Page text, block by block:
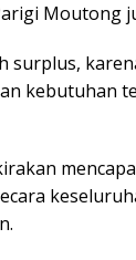
Moutong
surplus,
kebutuhan